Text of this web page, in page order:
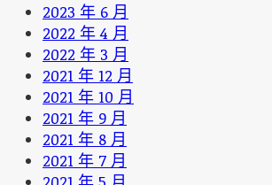
2023 年 6 月
2022 年 4 月
2022 年 3 月
2021 年 12 月
2021 年 10 月
2021 年 9 月
2021 年 8 月
2021 年 7 月